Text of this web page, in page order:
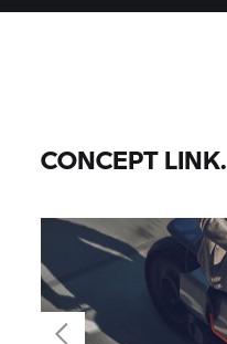
CONCEPT LINK.